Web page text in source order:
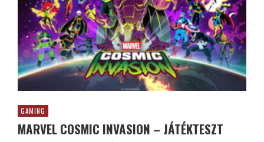
GAMING
MARVEL COSMIC INVASION – JÁTÉKTESZT